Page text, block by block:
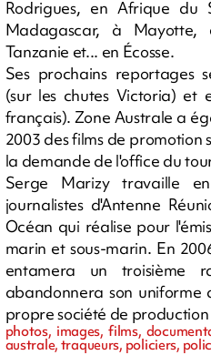
Rodrigues, en Afrique du
Madagascar, à Mayotte,
Tanzanie et... en Écosse.
Ses prochains reportages
(sur les chutes Victoria) et
français). Zone Australe a
2003 des films de promotion
la demande de l'office du
Serge Marizy travaille
journalistes d'Antenne
Océan qui réalise pour
marin et sous-marin. En
entamera un troisième
abandonnera son
propre société de
photos, images, films,
australe, traqueurs, policiers,